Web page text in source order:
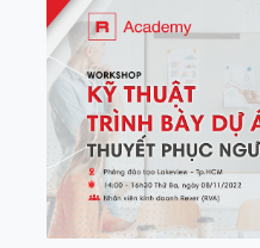
cả khi không đứng trên
Rever Academy vẫn
kính trọng từ mọi người.